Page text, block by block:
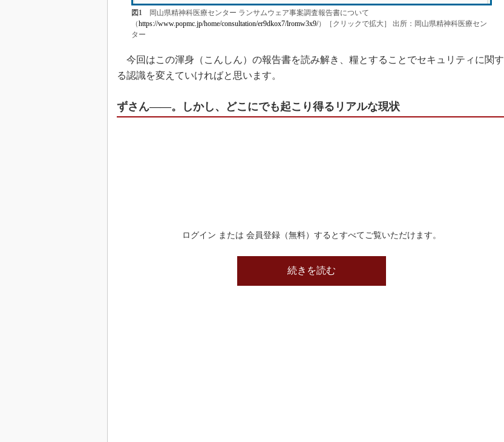
図1岡山県精神科医療センター ランサムウェア事案調査報告書について
（https://www.popmc.jp/home/consultation/er9dkox7/lromw3x9/）［クリックで拡大］ 出所：岡山県精神科医療セン
ター
今回はこの渾身（こんしん）の報告書を読み解き、糧とすることでセキュリティに関す
る認識を変えていければと思います。
ずさん――。しかし、どこにでも起こり得るリアルな現状
ログイン または 会員登録（無料）するとすべてご覧いただけます。
続きを読む